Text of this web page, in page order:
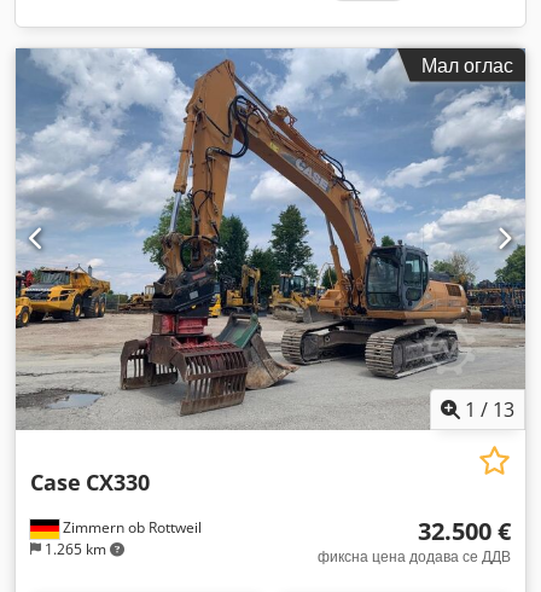
Мал оглас
1 / 13
Zimmern ob Rottweil
1.265 km
Case CX330
32.500 €
фиксна цена додава се ДДВ